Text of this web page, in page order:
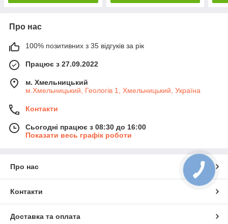
Про нас
100% позитивних з 35 відгуків за рік
Працює з 27.09.2022
м. Хмельницький
м.Хмельницький, Геологів 1, Хмельницький, Україна
Контакти
Сьогодні працює з 08:30 до 16:00
Показати весь графік роботи
Про нас
Контакти
Доставка та оплата